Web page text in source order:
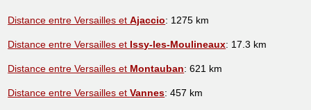
Distance entre Versailles etAjaccio: 1275 km
Distance entre Versailles et Issy-les-Moulineaux: 17.3 km
Distance entre Versailles et Montauban: 621 km
Distance entre Versailles etVannes: 457 km